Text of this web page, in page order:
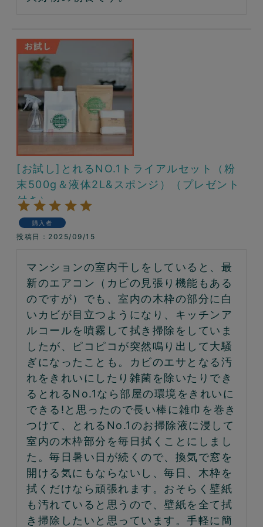
[お試し]とれるNO.1トライアルセット（粉
末500g＆液体2L&スポンジ）（プレゼント
付き）
購入者
投稿日 2025/09/15
マンションの室内干しをしていると、最
新のエアコン（カビの見張り機能もある
のですが）でも、室内の木枠の部分に白
いカビが目立つようになり、キッチンア
ルコールを噴霧して拭き掃除をしていま
したが、ピコピコが突然鳴り出して大騒
ぎになったことも。カビのエサとなる汚
れをきれいにしたり雑菌を除いたりでき
るとれるNo.1なら部屋の環境をきれいに
できる!と思ったので長い棒に雑巾を巻き
つけて、とれるNo.1のお掃除液に浸して
室内の木枠部分を毎日拭くことにしまし
た。毎日暑い日が続くので、換気で窓を
開ける気にもならないし、毎日、木枠を
拭くだけなら頑張れます。おそらく壁紙
も汚れていると思うので、壁紙を全て拭
き掃除したいと思っています。手軽に簡